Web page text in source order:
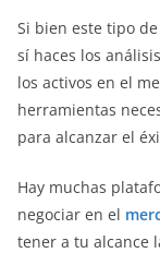
Si bien este tipo
sí haces los
los activos en el
herramientas
para alcanzar el
Hay muchas
negociar en el
tener a tu alcance